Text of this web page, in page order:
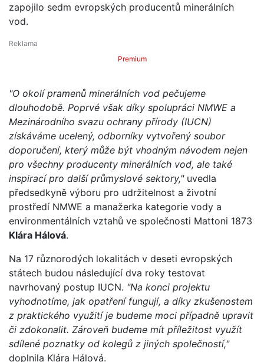
zapojilo sedm evropských producentů minerálních
vod.
Premium
"O okolí pramenů minerálních vod pečujeme
dlouhodobě. Poprvé však díky spolupráci NMWE a
Mezinárodního svazu ochrany přírody (IUCN)
získáváme ucelený, odborníky vytvořený soubor
doporučení, který může být vhodným návodem nejen
pro všechny producenty minerálních vod, ale také
inspirací pro další průmyslové sektory,"uvedla
předsedkyně výboru pro udržitelnost a životní
prostředí NMWE a manažerka kategorie vody a
environmentálních vztahů ve společnosti Mattoni 1873
Klára Hálová.
Na 17 různorodých lokalitách v deseti evropských
státech budou následující dva roky testovat
navrhovaný postup IUCN. "Na konci projektu
vyhodnotíme, jak opatření fungují, a díky zkušenostem
z praktického využití je budeme moci případně upravit
či zdokonalit. Zároveň budeme mít příležitost využít
sdílené poznatky od kolegů z jiných společností,"
doplnila Klára Hálová.